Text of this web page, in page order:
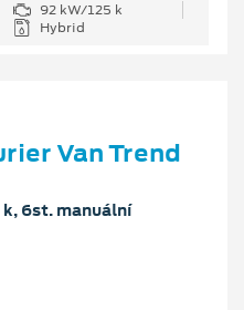
92 kW/125 k
Hybrid
Van Trend
6st. manuální